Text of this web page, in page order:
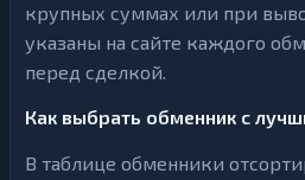
крупных суммах или при
указаны на сайте каждого
перед сделкой.
Как выбрать обменник с
В таблице обменники